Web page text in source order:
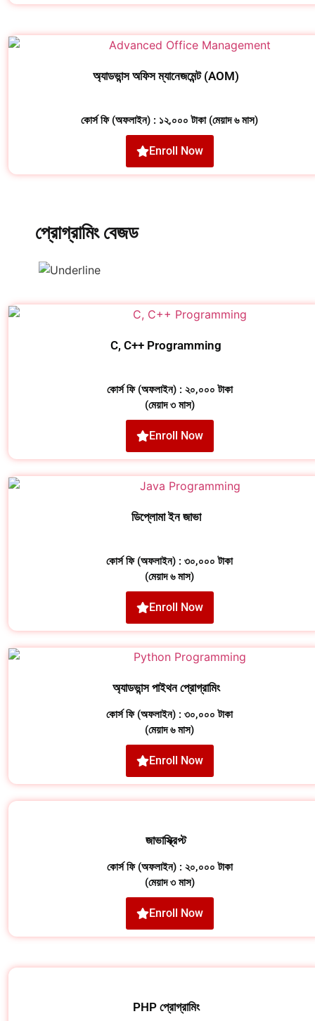
অ্যাডভান্স অফিস ম্যানেজমেন্ট (AOM)
কোর্স ফি (অফলাইন) : ১২,০০০ টাকা (মেয়াদ ৬ মাস)
Enroll Now
প্রোগ্রামিং বেজড
C, C++ Programming
কোর্স ফি (অফলাইন) : ২০,০০০ টাকা
(মেয়াদ ৩ মাস)
Enroll Now
ডিপ্লোমা ইন জাভা
কোর্স ফি (অফলাইন) : ৩০,০০০ টাকা
(মেয়াদ ৬ মাস)
Enroll Now
অ্যাডভান্স পাইথন প্রোগ্রামিং
কোর্স ফি (অফলাইন) : ৩০,০০০ টাকা
(মেয়াদ ৬ মাস)
Enroll Now
জাভাস্ক্রিপ্ট
কোর্স ফি (অফলাইন) : ২০,০০০ টাকা
(মেয়াদ ৩ মাস)
Enroll Now
PHP প্রোগ্রামিং